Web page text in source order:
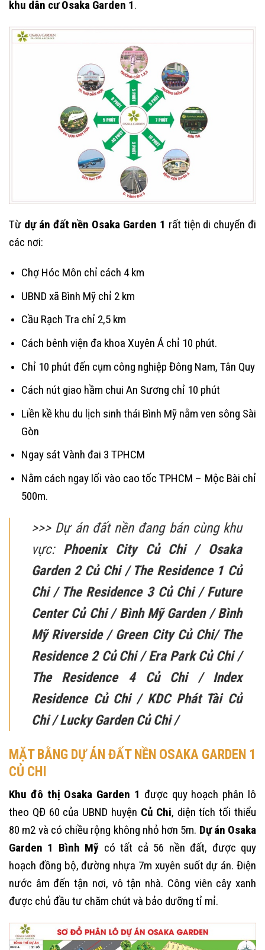
khu dân cư Osaka Garden 1.
Từ dự án đất nền Osaka Garden 1 rất tiện di chuyển đi
các nơi:
Chợ Hóc Môn chỉ cách 4 km
UBND xã Bình Mỹ chỉ 2 km
Cầu Rạch Tra chỉ 2,5 km
Cách bênh viện đa khoa Xuyên Á chỉ 10 phút.
Chỉ 10 phút đến cụm công nghiệp Đông Nam, Tân Quy
Cách nút giao hầm chui An Sương chỉ 10 phút
Liền kề khu du lịch sinh thái Bình Mỹ nằm ven sông Sài
Gòn
Ngay sát Vành đai 3 TPHCM
Nằm cách ngay lối vào cao tốc TPHCM – Mộc Bài chỉ
500m.
>>> Dự án đất nền đang bán cùng khu
vực: Phoenix City Củ Chi / Osaka
Garden 2 Củ Chi / The Residence 1 Củ
Chi / The Residence 3 Củ Chi / Future
Center Củ Chi / Bình Mỹ Garden / Bình
Mỹ Riverside / Green City Củ Chi/ The
Residence 2 Củ Chi / Era Park Củ Chi /
The Residence 4 Củ Chi / Index
Residence Củ Chi / KDC Phát Tài Củ
Chi / Lucky Garden Củ Chi /
MẶT BẰNG DỰ ÁN ĐẤT NỀN OSAKA GARDEN 1
CỦ CHI
Khu đô thị Osaka Garden 1 được quy hoạch phân lô
theo QĐ 60 của UBND huyện Củ Chi, diện tích tối thiểu
80 m2 và có chiều rộng không nhỏ hơn 5m. Dự án Osaka
Garden 1 Bình Mỹ có tất cả 56 nền đất, được quy
hoạch đồng bộ, đường nhựa 7m xuyên suốt dự án. Điện
nước âm đến tận nơi, vô tận nhà. Công viên cây xanh
được chủ đầu tư chăm chút và bảo dưỡng tỉ mỉ.